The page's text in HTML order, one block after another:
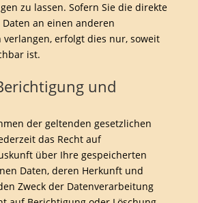
zu lassen. Sofern Sie die direkte
an einen anderen
erfolgt dies nur, soweit
ist.
und
der geltenden gesetzlichen
das Recht auf
über Ihre gespeicherten
Daten, deren Herkunft und
Zweck der Datenverarbeitung